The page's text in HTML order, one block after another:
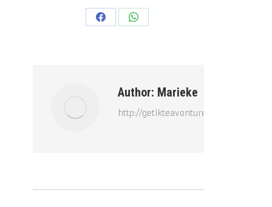
Deel
Deel
Author: Marieke
http://getikteavonturen.nl